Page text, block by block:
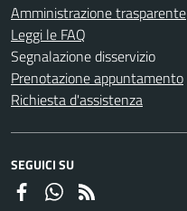
Amministrazione trasparente
Leggi le FAQ
Segnalazione disservizio
Prenotazione appuntamento
Richiesta d'assistenza
SEGUICI SU